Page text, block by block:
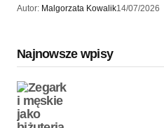
Autor: Malgorzata Kowalik14/07/2026
Najnowsze wpisy